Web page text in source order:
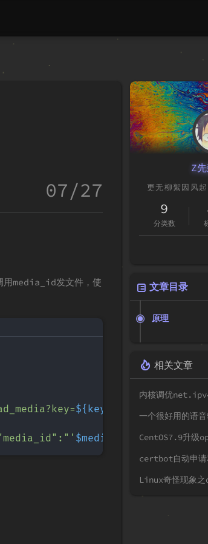
07/27
用media_id发文件，使
${key} &type=file" -F
$media_id '"}}'
Z
9
分类数
文章目录
原理
相关文章
CentOS7.9升级
Linux奇怪现象